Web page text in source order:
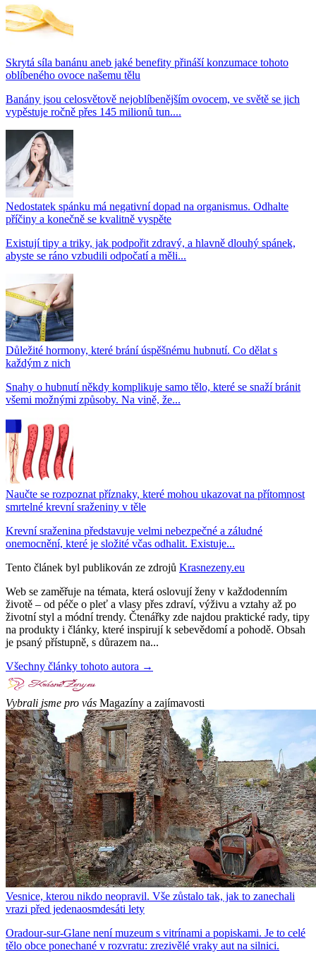
Skrytá síla banánu aneb jaké benefity přináší konzumace tohoto
oblíbeného ovoce našemu tělu
Banány jsou celosvětově nejoblíbenějším ovocem, ve světě se jich
vypěstuje ročně přes 145 milionů tun....
Nedostatek spánku má negativní dopad na organismus. Odhalte
příčiny a konečně se kvalitně vyspěte
Existují tipy a triky, jak podpořit zdravý, a hlavně dlouhý spánek,
abyste se ráno vzbudili odpočatí a měli...
Důležité hormony, které brání úspěšnému hubnutí. Co dělat s
každým z nich
Snahy o hubnutí někdy komplikuje samo tělo, které se snaží bránit
všemi možnými způsoby. Na vině, že...
Naučte se rozpoznat příznaky, které mohou ukazovat na přítomnost
smrtelné krevní sraženiny v těle
Krevní sraženina představuje velmi nebezpečné a záludné
onemocnění, které je složité včas odhalit. Existuje...
Tento článek byl publikován ze zdrojů Krasnezeny.eu
Web se zaměřuje na témata, která oslovují ženy v každodenním
životě – od péče o pleť a vlasy přes zdraví, výživu a vztahy až po
životní styl a módní trendy. Čtenářky zde najdou praktické rady, tipy
na produkty i články, které inspirují k sebevědomí a pohodě. Obsah
je psaný přístupně, s důrazem na...
Všechny články tohoto autora →
Vybrali jsme pro vás Magazíny a zajímavosti
Vesnice, kterou nikdo neopravil. Vše zůstalo tak, jak to zanechali
vrazi před jedenaosmdesáti lety
Oradour-sur-Glane není muzeum s vitrínami a popiskami. Je to celé
tělo obce ponechané v rozvratu: zrezivělé vraky aut na silnici.